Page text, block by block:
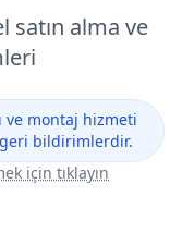
satın alma ve
ve montaj hizmeti
bildirimlerdir.
için tıklayın